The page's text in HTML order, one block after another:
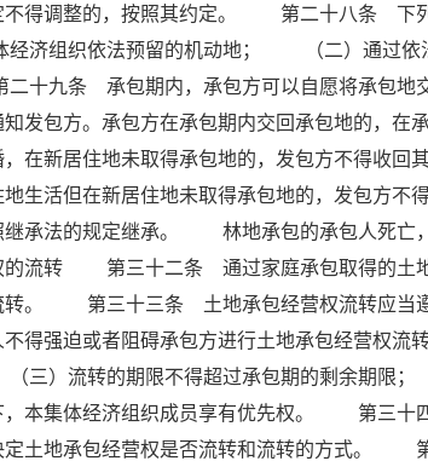
不得调整的，按照其约定。 第二十八条 下列
济组织依法预留的机动地； （二）通过依
九条 承包期内，承包方可以自愿将承包地交
知发包方。承包方在承包期内交回承包地的
在新居住地未取得承包地的，发包方不得收回
地生活但在新居住地未取得承包地的，发包
继承法的规定继承。 林地承包的承包人死
流转 第三十二条 通过家庭承包取得的土地
转。 第三十三条 土地承包经营权流转应
不得强迫或者阻碍承包方进行土地承包经营权
三）流转的期限不得超过承包期的剩余期
，本集体经济组织成员享有优先权。 第三十
定土地承包经营权是否流转和流转的方式。